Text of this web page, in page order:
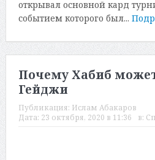
открывал основной кард
событием которого был...
Почему Хабиб
Гейджи
Публикация: Ислам Абакаров
Дата: 23 октября, 2020 в 11:36 в: